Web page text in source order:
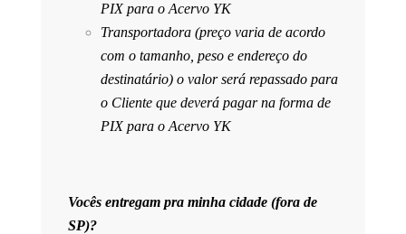
PIX para o Acervo YK
Transportadora (preço varia de acordo
com o tamanho, peso e endereço do
destinatário) o valor será repassado para
o Cliente que deverá pagar na forma de
PIX para o Acervo YK
Vocês entregam pra minha cidade (fora de
SP)?